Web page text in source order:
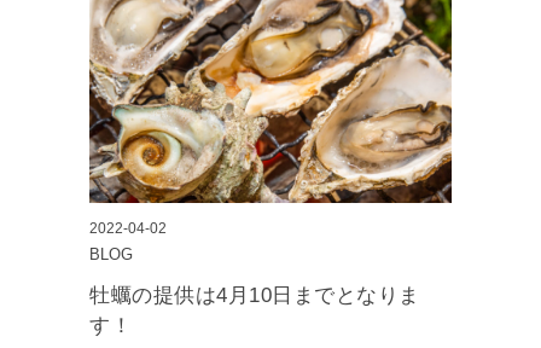
2022-04-02
BLOG
牡蠣の提供は4月10日までとなりま
す！